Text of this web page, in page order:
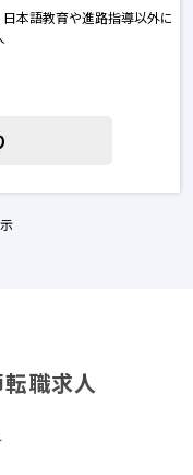
本語教育や進路指導以外に
職求人